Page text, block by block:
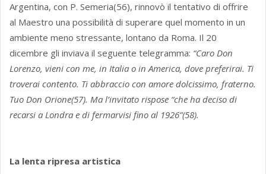
Argentina, con P. Semeria(56), rinnovò il tentativo di offrire
al Maestro una possibilità di superare quel momento in un
ambiente meno stressante, lontano da Roma. Il 20
dicembre gli inviava il seguente telegramma: “Caro Don
Lorenzo, vieni con me, in Italia o in America, dove preferirai. Ti
troverai contento. Ti abbraccio con amore dolcissimo, fraterno.
Tuo Don Orione(57). Ma l’invitato rispose “che ha deciso di
recarsi a Londra e di fermarvisi fino al 1926”(58).
La lenta ripresa artistica